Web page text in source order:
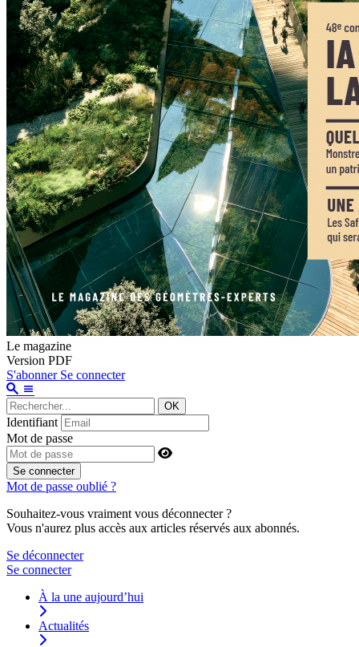
Le magazine
Version PDF
S'abonner Se connecter
OK
Identifiant
Mot de passe
Se connecter
Mot de passe oublié ?
Souhaitez-vous vraiment vous déconnecter ?
Vous n'aurez plus accès aux articles réservés aux abonnés.
Se déconnecter
Se connecter
À la une aujourd’hui
Actualités